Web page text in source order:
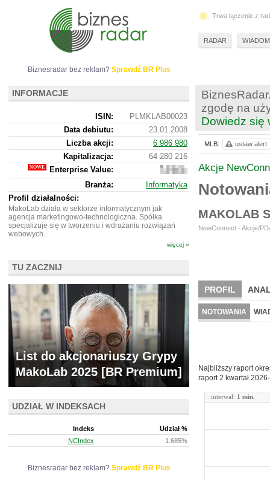
zgodę na
Dowiedz się
Akcje
MAKOLAB
NewConnect - Akcje/
PROFIL
BR LAB
NOTOWANIA
Najbliższy raport
raport 2 kwartał
interwał: 1 min.
MLB: ustaw alert
Biznesradar bez reklam? Sprawdź BR Plus
INFORMACJE
ISIN:
PLMKLAB00023
Data debiutu:
23.01.2008
Liczba akcji:
6 986 980
Kapitalizacja:
64 280 216
Enterprise Value:
39
135
216
Branża:
Informatyka
Profil działalności:
MakoLab działa w sektorze informatycznym jak
agencja marketingowo-technologiczna. Spółka
specjalizuje się w tworzeniu i wdrażaniu rozwiązań
webowych...
więcej »
TU ZACZNIJ
List do akcjonariuszy Grypy
MakoLab 2025 [BR Premium]
UDZIAŁ W INDEKSACH
Indeks
Udział %
NCIndex
1.685%
Biznesradar bez reklam? Sprawdź BR Plus
Trwa łączenie z
RADAR